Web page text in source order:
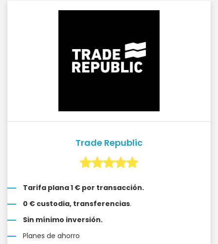
Trade Republic
Tarifa plana 1 € por transacción.
0 € custodia, transferencias.
Sin mínimo inversión.
Planes de ahorro